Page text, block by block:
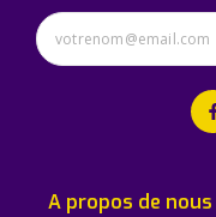
A propos de nous